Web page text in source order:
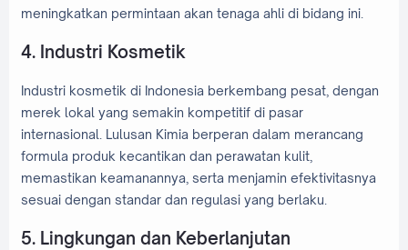
meningkatkan permintaan akan tenaga ahli di bidang ini.
4. Industri Kosmetik
Industri kosmetik di Indonesia berkembang pesat, dengan
merek lokal yang semakin kompetitif di pasar
internasional. Lulusan Kimia berperan dalam merancang
formula produk kecantikan dan perawatan kulit,
memastikan keamanannya, serta menjamin efektivitasnya
sesuai dengan standar dan regulasi yang berlaku.
5. Lingkungan dan Keberlanjutan